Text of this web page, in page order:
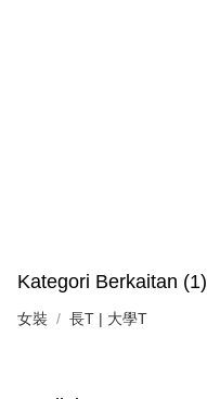
Kategori Berkaitan (1)
女裝 長T | 大學T